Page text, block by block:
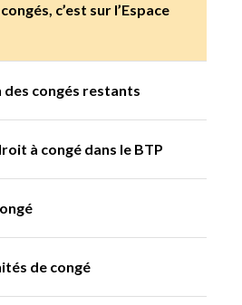
c’est sur l’Espace
congés restants
à congé dans le BTP
de congé